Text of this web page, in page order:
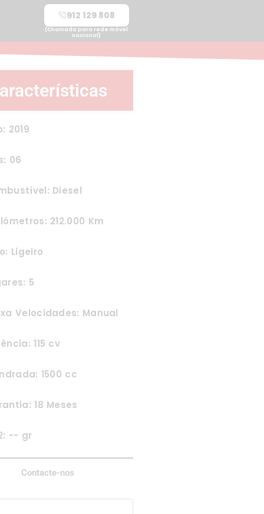
912 129 808
(Chamada para rede móvel
nacional)
2019
06
Diesel
212.000 Km
Ligeiro
5
Velocidades: Manual
115 cv
1500 cc
18 Meses
-- gr
Contacte-nos